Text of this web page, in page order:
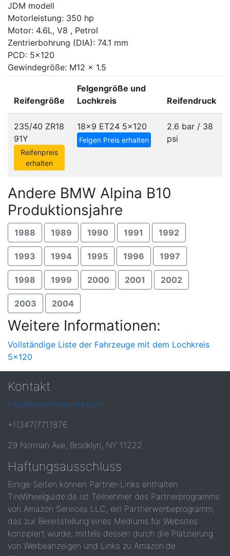
JDM modell
Motorleistung: 350 hp
Motor: 4.6L, V8 , Petrol
Zentrierbohrung (DIA): 74.1 mm
PCD: 5x120
Gewindegröße: M12 x 1.5
Reifengröße
Felgengröße und
Lochkreis
Reifendruck
235/40 ZR18
91Y
Reifenpreis
erhalten
18x9 ET24 5x120
Felgen Preis erhalten
2.6 bar / 38
psi
Andere BMW Alpina B10
Produktionsjahre
1988 1989 1990 1991 1992
1993 1994 1995 1996 1997
1998 1999 2000 2001 2002
2003 2004
Weitere Informationen:
Vollständige Liste der Fahrzeuge mit dem Lochkreis
5x120
Kontakt
info@tirewheelguide.com
+1(347)7711876
29 Norman Ave, Brooklyn, NY 11222
Haftungsausschluss
Einige Seiten können Partner-Links enthalten.
TireWheelguide.de ist Teilnehmer des Partnerprogramms
von Amazon Services LLC, ein Partnerwerbeprogramm,
das zur Bereitstellung eines Mediums für Websites
konzipiert wurde, mittels dessen durch die Platzierung
von Werbeanzeigen und Links zu Amazon.de